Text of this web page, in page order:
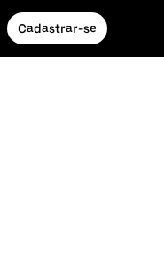
Cadastrar-se